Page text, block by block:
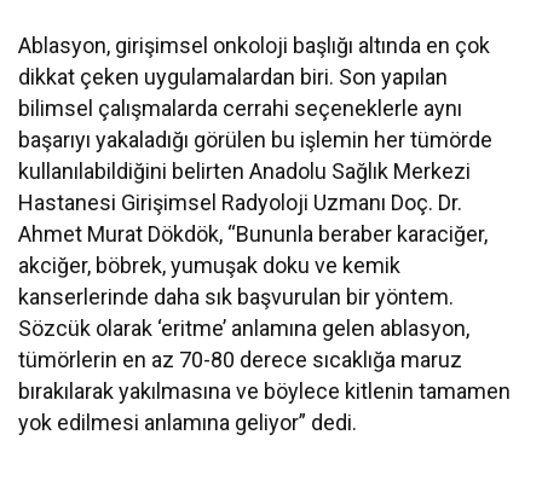
Ablasyon, girişimsel onkoloji başlığı altında en çok
dikkat çeken uygulamalardan biri. Son yapılan
bilimsel çalışmalarda cerrahi seçeneklerle aynı
başarıyı yakaladığı görülen bu işlemin her tümörde
kullanılabildiğini belirten Anadolu Sağlık Merkezi
Hastanesi Girişimsel Radyoloji Uzmanı Doç. Dr.
Ahmet Murat Dökdök, “Bununla beraber karaciğer,
akciğer, böbrek, yumuşak doku ve kemik
kanserlerinde daha sık başvurulan bir yöntem.
Sözcük olarak ‘eritme’ anlamına gelen ablasyon,
tümörlerin en az 70-80 derece sıcaklığa maruz
bırakılarak yakılmasına ve böylece kitlenin tamamen
yok edilmesi anlamına geliyor” dedi.